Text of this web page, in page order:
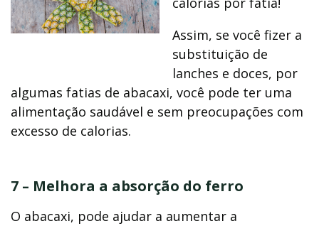
Assim, se você fizer a
substituição de
lanches e doces, por
algumas fatias de abacaxi, você pode ter uma
alimentação saudável e sem preocupações com
excesso de calorias.
7 – Melhora a absorção do ferro
O abacaxi, pode ajudar a aumentar a